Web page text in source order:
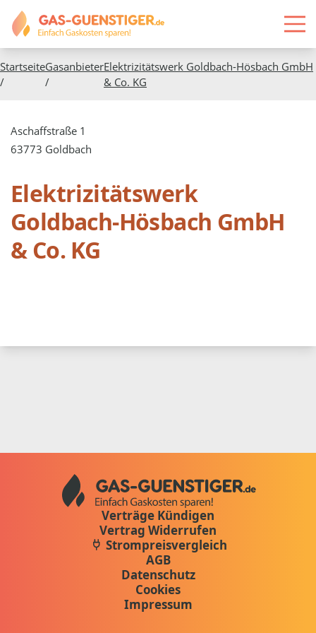
Startseite
/
Gasanbieter
/
Elektrizitätswerk Goldbach-Hösbach GmbH
& Co. KG
Elektrizitätswerk
Goldbach-Hösbach GmbH
& Co. KG
Aschaffstraße 1
63773 Goldbach
Verträge Kündigen
Vertrag Widerrufen
Strompreisvergleich
AGB
Datenschutz
Cookies
Impressum